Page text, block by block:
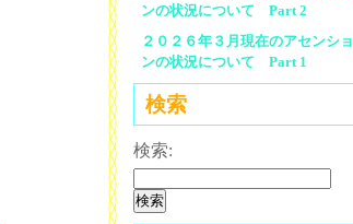
ンの状況について Part 2
２０２６年３月現在のアセンショ
ンの状況について Part 1
検索
検索: